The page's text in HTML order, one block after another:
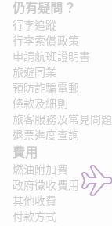
仍有疑問？
行李追蹤
行李索償政策
申請航班證明書
旅遊同業
預防詐騙電郵
條款及細則
旅客服務及常見問題
退票進度查詢
費用
燃油附加費
政府徵收費用
其他收費
付款方式